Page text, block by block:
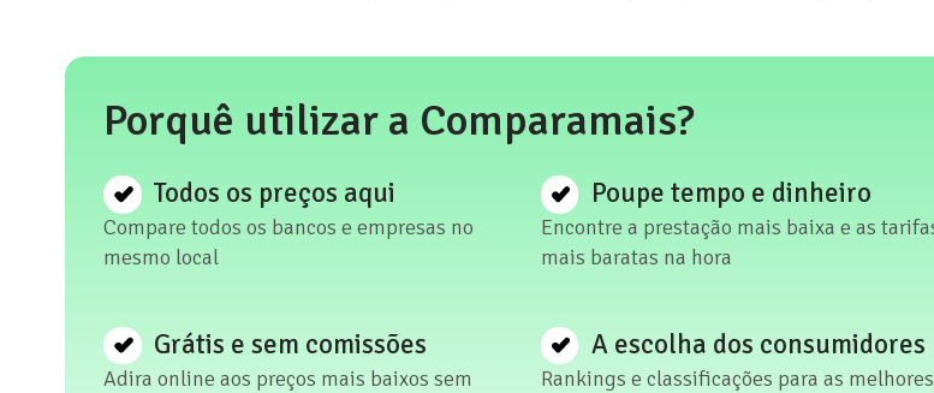
Porquê utilizar a Comparamais?
Todos os preços aqui
Compare todos os bancos e empresas no
mesmo local
Poupe tempo e dinheiro
Encontre a prestação mais baixa e as
mais baratas na hora
Grátis e sem comissões
Adira online aos preços mais baixos sem
A escolha dos consumidores
Rankings e classificações para as melhores